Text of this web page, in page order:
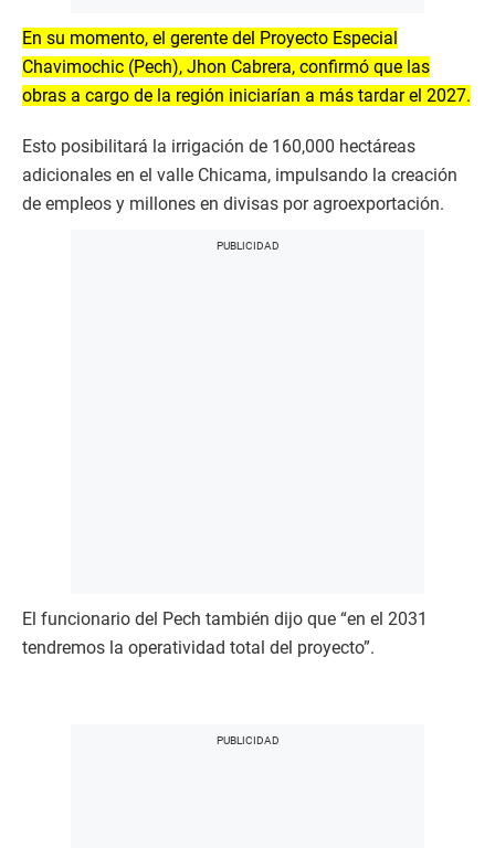
En su momento, el gerente del Proyecto Especial
Chavimochic (Pech), Jhon Cabrera, confirmó que las
obras a cargo de la región iniciarían a más tardar el 2027.
Esto posibilitará la irrigación de 160,000 hectáreas
adicionales en el valle Chicama, impulsando la creación
de empleos y millones en divisas por agroexportación.
El funcionario del Pech también dijo que “en el 2031
tendremos la operatividad total del proyecto”.